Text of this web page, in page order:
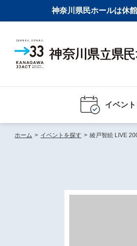
神奈川県民ホールは休
イベン
ホーム > イベントを探す > 綾戸智絵 LIVE